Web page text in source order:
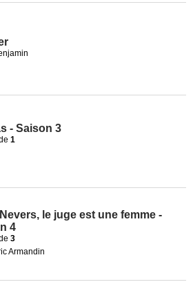
- Saison 3
1
le juge est une femme -
4
3
Armandin